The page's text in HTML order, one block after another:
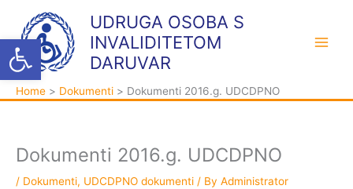
Open toolbar
content
UDRUGA OSOBA S
INVALIDITETOM
DARUVAR
Home Dokumenti Dokumenti 2016.g. UDCDPNO
Dokumenti 2016.g. UDCDPNO
/ Dokumenti, UDCDPNO dokumenti / By Administrator
t
e
g
h
i
v